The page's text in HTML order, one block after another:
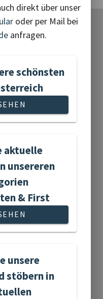
direkt über unser
oder per Mail bei
anfragen.
schönsten
aktuelle
unsereren
& First
unsere
stöbern in